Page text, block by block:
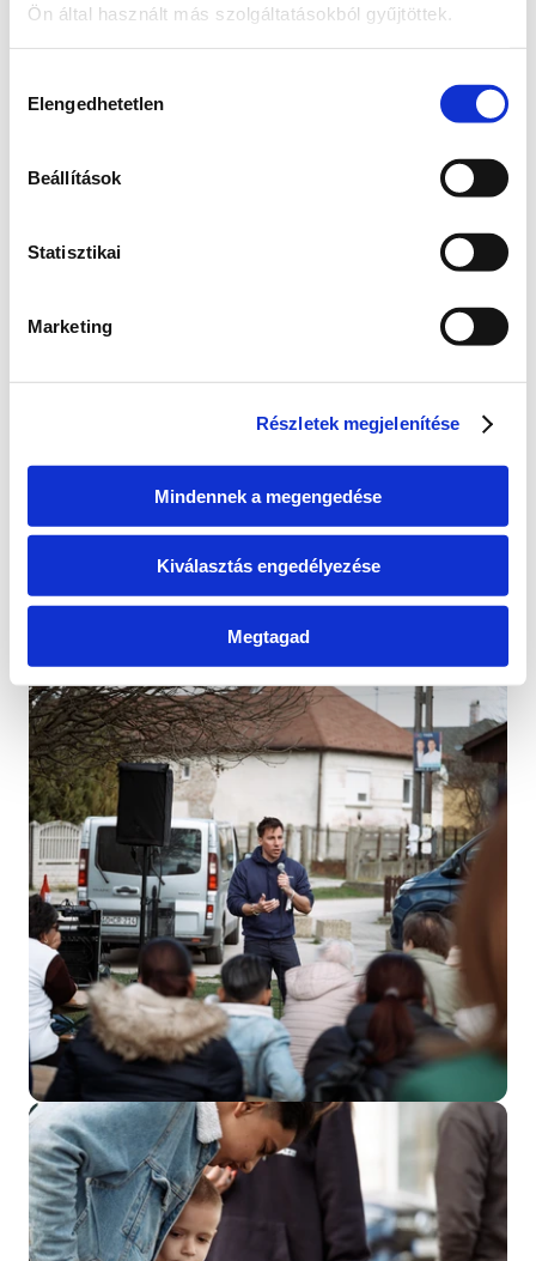
Ön által használt más szolgáltatásokból gyűjtöttek.
kiválasztása
Elengedhetetlen
Beállítások
Statisztikai
Marketing
Részletek megjelenítése
Mindennek a megengedése
Kiválasztás engedélyezése
Megtagad
Elindul a társadalmi
Több mint 2000-en támogatták a kezdeményezést,
egyeztetés induljon. Ez fontos visszajelzés arról,
hogy sokaknak szívügye a tó sorsa.
Most az egyeztetés előkészítésén dolgozunk, hogy
minden érintett – a helyiek, a horgászok, a
elmondhassa a véleményét. A részletekkel
hamarosan jelentkezem. Köszönöm a bizalmat és
az eddigi támogatást!
Cikk megtekintése